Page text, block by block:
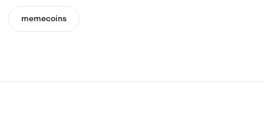
memecoins